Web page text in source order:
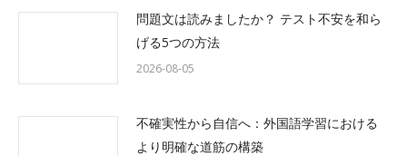
問題文は読みましたか？ テスト不安を和ら
げる5つの方法
2026-08-05
不確実性から自信へ：外国語学習における
より明確な道筋の構築